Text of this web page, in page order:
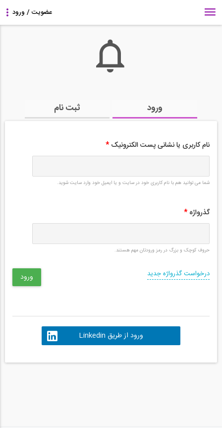
ورود ثبت نام
نام کاربری یا نشانی پست الکترونیک *
شما می توانید هم با نام کاربری خود در سایت و یا ایمیل خود وارد سایت شوید.
گذرواژه *
حروف کوچک و بزرگ در رمز ورودتان مهم هستند.
درخواست گذرواژه جدید
ورود از طریق Linkedin